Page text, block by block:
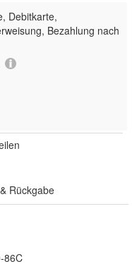
Debitkarte,
Bezahlung nach
Rückgabe
86C